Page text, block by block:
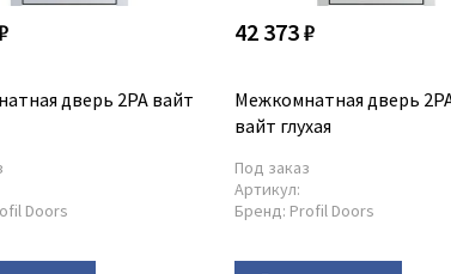
дверь 2PA вайт
Doors
42 373 ₽
Межкомнатная дверь
вайт глухая
Под заказ
Артикул:
Бренд: Profil Doors